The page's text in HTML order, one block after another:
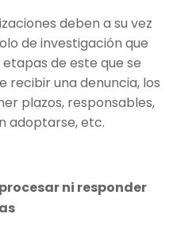
deben a su vez
de investigación que
de este que se
recibir una denuncia, los
plazos, responsables,
adoptarse, etc.
ni responder